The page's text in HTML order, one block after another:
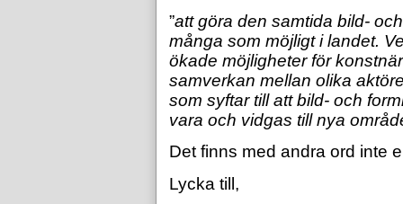
”att göra den samtida bild-
många som möjligt i landet.
ökade möjligheter för
samverkan mellan olika
som syftar till att bild- och
vara och vidgas till nya
Det finns med andra ord inte
Lycka till,